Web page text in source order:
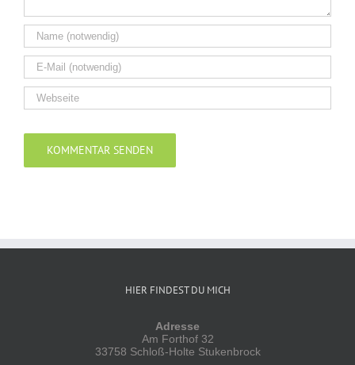
HIER FINDEST DU MICH
Adresse
Am Forthof 32
33758 Schloß-Holte Stukenbrock